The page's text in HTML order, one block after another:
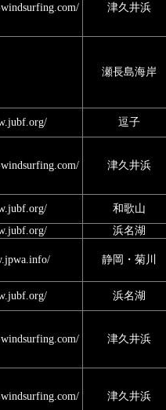
津久井浜
瀬長島海岸
逗子
津久井浜
和歌山
浜名湖
静岡・菊川
浜名湖
津久井浜
津久井浜